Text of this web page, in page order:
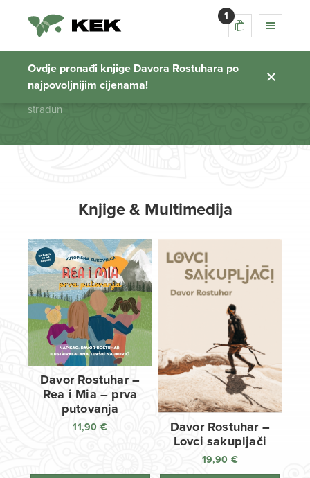
1
Ovdje pronađi knjige Davora Rostuhara po
najpovoljnijim cijenama!
stradun
Početna stranica
stradun
Knjige & Multimedija
Davor Rostuhar –
Rea i Mia – prva
putovanja
11,90 €
Davor Rostuhar –
Lovci sakupljači
19,90 €